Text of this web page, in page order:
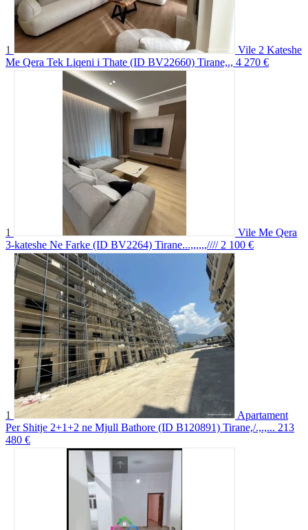
1
Vile 2 Kateshe
Me Qera Tek Liqeni i Thate (ID BV22660) Tirane,., 4 270 €
1
Vile Me Qera
3-kateshe Ne Farke (ID BV2264) Tirane...,,,,,,//// 2 100 €
1
Apartament
Per Shitje 2+1+2 ne Mjull Bathore (ID B120891) Tirane,/.,.,... 213
480 €